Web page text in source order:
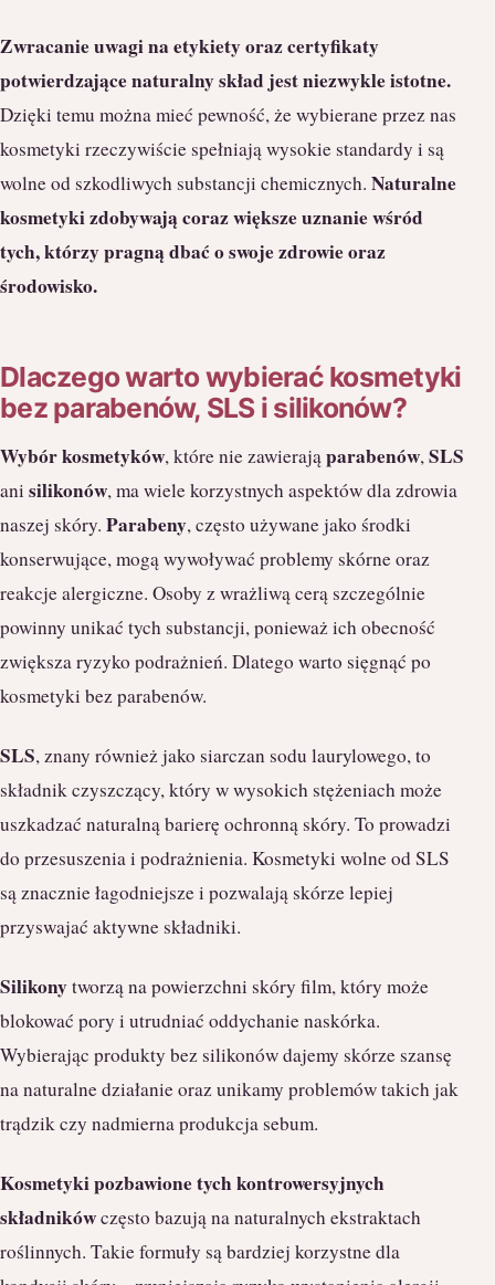
Zwracanie uwagi na etykiety oraz certyfikaty
potwierdzające naturalny skład jest niezwykle istotne.
Dzięki temu można mieć pewność, że wybierane przez nas
kosmetyki rzeczywiście spełniają wysokie standardy i są
wolne od szkodliwych substancji chemicznych. Naturalne
kosmetyki zdobywają coraz większe uznanie wśród
tych, którzy pragną dbać o swoje zdrowie oraz
środowisko.
Dlaczego warto wybierać kosmetyki
bez parabenów, SLS i silikonów?
Wybór kosmetyków, które nie zawierająparabenów, SLS
ani silikonów, ma wiele korzystnych aspektów dla zdrowia
naszej skóry. Parabeny, często używane jako środki
konserwujące, mogą wywoływać problemy skórne oraz
reakcje alergiczne. Osoby z wrażliwą cerą szczególnie
powinny unikać tych substancji, ponieważ ich obecność
zwiększa ryzyko podrażnień. Dlatego warto sięgnąć po
kosmetyki bez parabenów.
SLS, znany również jako siarczan sodu laurylowego, to
składnik czyszczący, który w wysokich stężeniach może
uszkadzać naturalną barierę ochronną skóry. To prowadzi
do przesuszenia i podrażnienia. Kosmetyki wolne od SLS
są znacznie łagodniejsze i pozwalają skórze lepiej
przyswajać aktywne składniki.
Silikonytworzą na powierzchni skóry film, który może
blokować pory i utrudniać oddychanie naskórka.
Wybierając produkty bez silikonów dajemy skórze szansę
na naturalne działanie oraz unikamy problemów takich jak
trądzik czy nadmierna produkcja sebum.
Kosmetyki pozbawione tych kontrowersyjnych
składnikówczęsto bazują na naturalnych ekstraktach
roślinnych. Takie formuły są bardziej korzystne dla